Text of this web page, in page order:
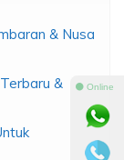
& Nusa
&
⚫ Online